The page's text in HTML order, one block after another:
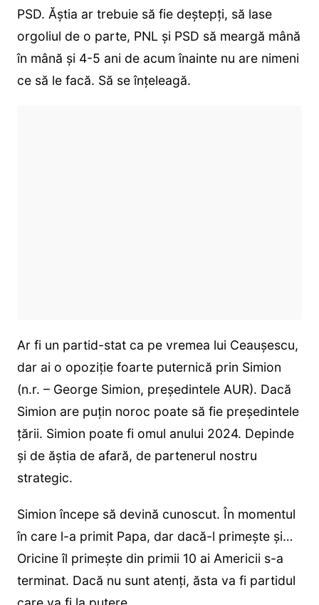
PSD. Ăștia ar trebuie să fie deștepți, să lase
orgoliul de o parte, PNL și PSD să meargă mână
în mână și 4-5 ani de acum înainte nu are nimeni
ce să le facă. Să se înțeleagă.
Ar fi un partid-stat ca pe vremea lui Ceaușescu,
dar ai o opoziție foarte puternică prin Simion
(n.r. – George Simion, președintele AUR). Dacă
Simion are puțin noroc poate să fie președintele
țării. Simion poate fi omul anului 2024. Depinde
și de ăștia de afară, de partenerul nostru
strategic.
Simion începe să devină cunoscut. În momentul
în care l-a primit Papa, dar dacă-l primește și…
Oricine îl primește din primii 10 ai Americii s-a
terminat. Dacă nu sunt atenți, ăsta va fi partidul